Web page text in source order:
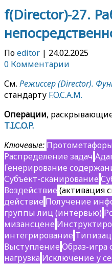
f(Director)-27.
Поeditor | 24.02.2025
0 Комментарии
См. Режиссер (Director).
стандарту F.O.C.A.M.
Операции,
T.I.C.O.P.
Ключевые:
Распределение задач
Генерирование
Субъект-сканирование
Воздействие (активация
действие Получение
группы лиц (интервью)
мизансцене
интегрирование
Выступление Образ-игра
нагрузка Исключение у